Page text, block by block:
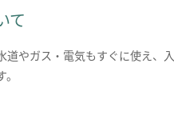
て
道やガス・電気もすぐに使え、入